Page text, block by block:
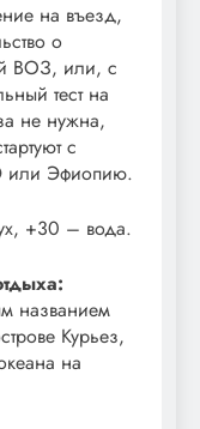
на въезд,
о
ВОЗ, или, с
тест на
не нужна,
с
или Эфиопию.
+30 – вода.
названием
Курьез,
на